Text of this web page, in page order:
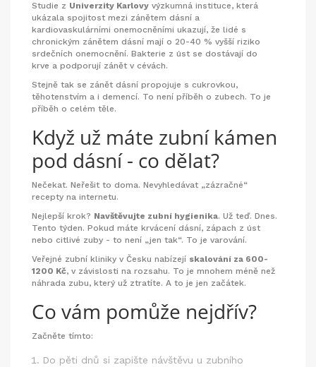
Studie z Univerzity Karlovy výzkumná instituce, která
ukázala spojitost mezi zánětem dásní a
kardiovaskulárními onemocněními ukazují, že lidé s
chronickým zánětem dásní mají o 20-40 % vyšší riziko
srdečních onemocnění. Bakterie z úst se dostávají do
krve a podporují zánět v cévách.
Stejně tak se zánět dásní propojuje s cukrovkou,
těhotenstvím a i demencí. To není příběh o zubech. To je
příběh o celém těle.
Když už máte zubní kámen
pod dásní - co dělat?
Nečekat. Neřešit to doma. Nevyhledávat „zázračné“
recepty na internetu.
Nejlepší krok? Navštěvujte zubní hygienika. Už teď. Dnes.
Tento týden. Pokud máte krvácení dásní, zápach z úst
nebo citlivé zuby - to není „jen tak“. To je varování.
Veřejné zubní kliniky v Česku nabízejí skalování za 600-
1200 Kč, v závislosti na rozsahu. To je mnohem méně než
náhrada zubu, který už ztratíte. A to je jen začátek.
Co vám pomůže nejdřív?
Začněte tímto:
Do pěti dnů si zapište návštěvu u zubního